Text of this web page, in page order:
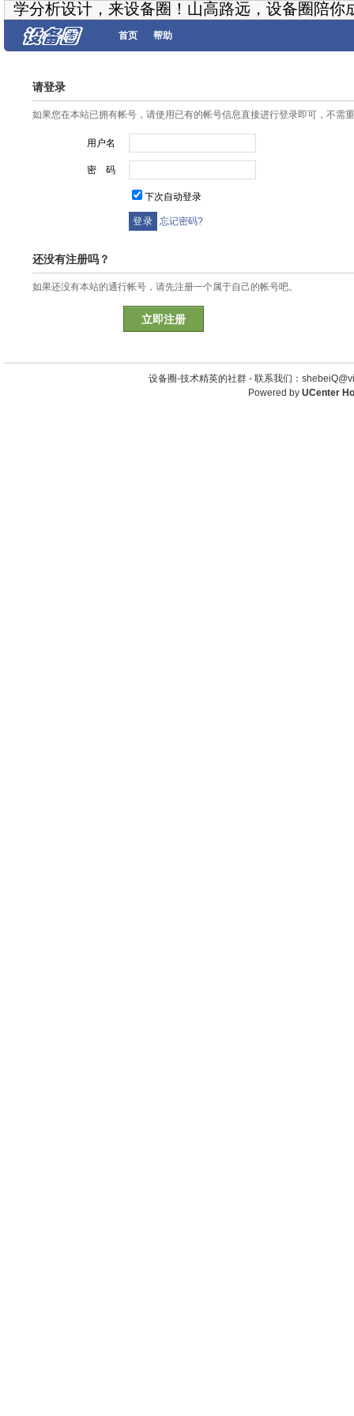
学分析设计，来设备圈！山高路远，设备圈陪你
首页 帮助
请登录
如果您在本站已拥有帐号，请使用已有的帐号信息直接进行登录即可，不需
用户名
密 码
下次自动登录
忘记密码?
还没有注册吗？
如果还没有本站的通行帐号，请先注册一个属于自己的帐号吧。
立即注册
设备圈-技术精英的社群 - 联系我们：
Powered by UCenter